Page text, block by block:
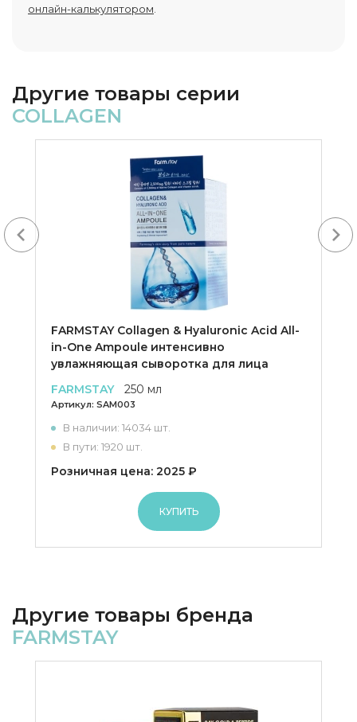
онлайн-калькулятором
Другие товары серии
COLLAGEN
FARMSTAY Collagen & Hyaluronic Acid All-
in-One Ampoule интенсивно
увлажняющая сыворотка для лица
FARMSTAY
250 мл
Артикул: SAM003
В наличии: 14034 шт.
В пути: 1920 шт.
Розничная цена: 2025 ₽
КУПИТЬ
Другие товары бренда
FARMSTAY